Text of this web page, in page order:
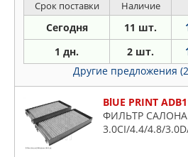
GHOST 08-
Срок поставки Наличие
Сегодня 11 шт.
1 дн. 2 шт.
Другие предложения
BlUE PRINT
ФИЛЬТР САЛОНА
3.0CI/4.4/4.8/